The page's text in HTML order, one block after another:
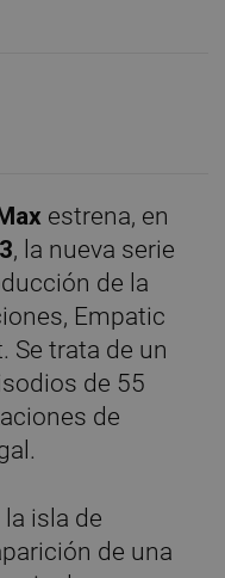
estrena, en
, la nueva serie
de la
Empatic
Se trata de un
de 55
de
isla de
de una